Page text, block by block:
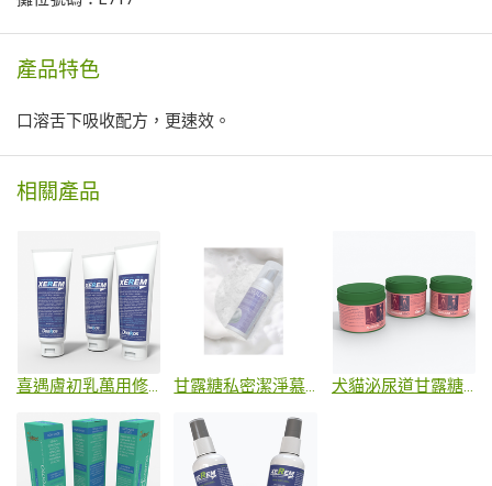
產品特色
口溶舌下吸收配方，更速效。
相關產品
喜遇膚初乳萬用修復乳 甘露糖私密潔淨慕斯 150ml 犬貓泌尿道甘露糖粉